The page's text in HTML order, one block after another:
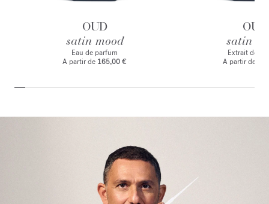
OUD
satin mood
Eau de parfum
A partir de 165,00 €
OUD
satin
Extrait de
A partir de